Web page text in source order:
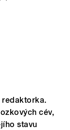
redaktorka.
cév,
stavu